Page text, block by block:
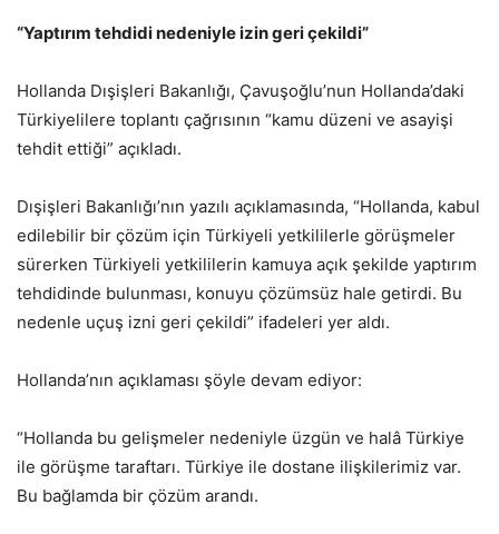
“Yaptırım tehdidi nedeniyle izin geri çekildi”
Hollanda Dışişleri Bakanlığı, Çavuşoğlu’nun Hollanda’daki
Türkiyelilere toplantı çağrısının “kamu düzeni ve asayişi
tehdit ettiği” açıkladı.
Dışişleri Bakanlığı’nın yazılı açıklamasında, “Hollanda, kabul
edilebilir bir çözüm için Türkiyeli yetkililerle görüşmeler
sürerken Türkiyeli yetkililerin kamuya açık şekilde yaptırım
tehdidinde bulunması, konuyu çözümsüz hale getirdi. Bu
nedenle uçuş izni geri çekildi” ifadeleri yer aldı.
Hollanda’nın açıklaması şöyle devam ediyor:
“Hollanda bu gelişmeler nedeniyle üzgün ve halâ Türkiye
ile görüşme taraftarı. Türkiye ile dostane ilişkilerimiz var.
Bu bağlamda bir çözüm arandı.